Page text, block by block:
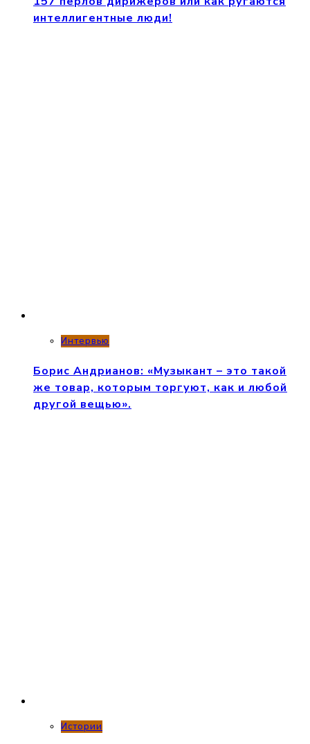
интеллигентные люди!
Интервью
Борис Андрианов: «Музыкант – это такой
же товар, которым торгуют, как и любой
другой вещью».
Истории